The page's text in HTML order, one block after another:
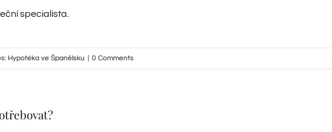
specialista.
Hypotéka ve Španělsku 0 Comments